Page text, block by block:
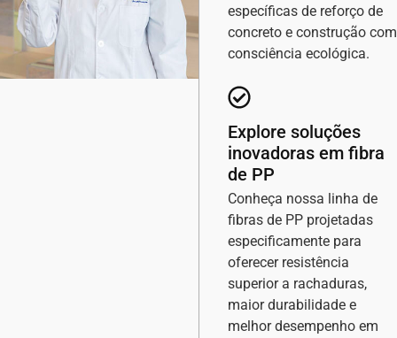
específicas de reforço de
concreto e construção com
consciência ecológica.
Explore soluções
inovadoras em fibra
de PP
Conheça nossa linha de
fibras de PP projetadas
especificamente para
oferecer resistência
superior a rachaduras,
maior durabilidade e
melhor desempenho em